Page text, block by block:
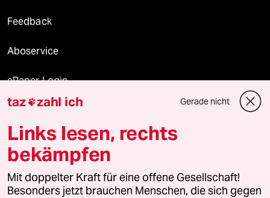
Feedback
Aboservice
ePaper Login
Downloads für Abonnierende
© 2026 taz Verlags und Vertriebs GmbH
Alle Rechte vorbehalten. Bei rechtlichen Fragen oder für Genehmigungen
wenden Sie sich bitte an lizenzen@taz.de
taz zahl ich Gerade nicht
Links lesen, rechts
bekämpfen
Mit doppelter Kraft für eine offene Gesellschaft!
Besonders jetzt brauchen Menschen, die sich gegen